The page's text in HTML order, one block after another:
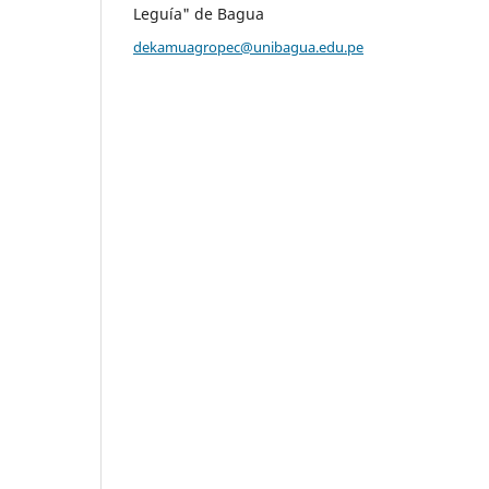
Leguía" de Bagua
dekamuagropec@unibagua.edu.pe